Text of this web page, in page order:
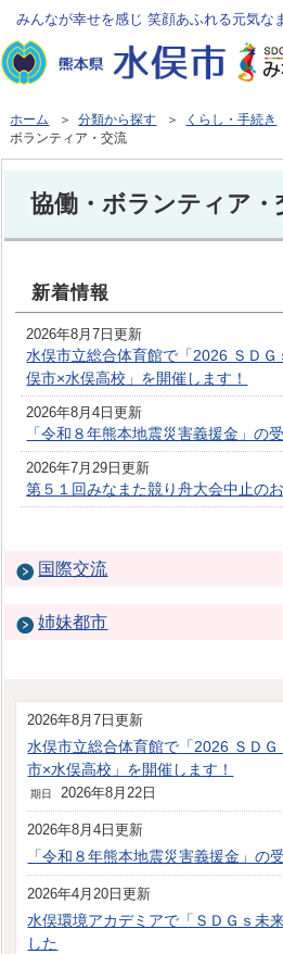
みんなが幸せを感じ 笑顔あふれる元気な
ホーム ＞分類から探す ＞ くらし・手続き
ボランティア・交流
協働・ボランティア・
新着情報
2026年8月7日更新
水俣市立総合体育館で「2026 ＳＤ
俣市×水俣高校」を開催します！
2026年8月4日更新
「令和８年熊本地震災害義援金」の
2026年7月29日更新
第５１回みなまた競り舟大会中止の
国際交流
姉妹都市
2026年8月7日更新
水俣市立総合体育館で「2026 ＳＤ
市×水俣高校」を開催します！
期日 2026年8月22日
2026年8月4日更新
「令和８年熊本地震災害義援金」の
2026年4月20日更新
水俣環境アカデミアで「ＳＤＧｓ未
した